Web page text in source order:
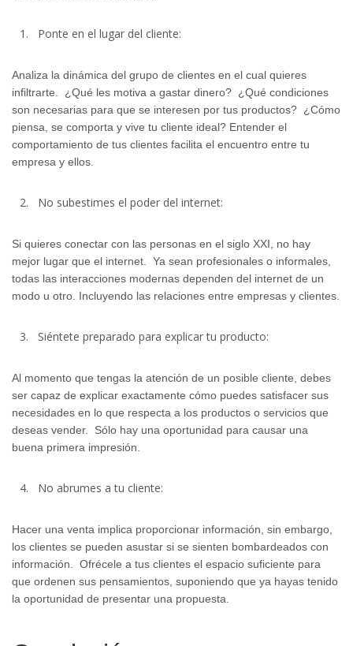
Ponte en el lugar del cliente:
Analiza la dinámica del grupo de clientes en el cual quieres
infiltrarte. ¿Qué les motiva a gastar dinero? ¿Qué condiciones
son necesarias para que se interesen por tus productos? ¿Cómo
piensa, se comporta y vive tu cliente ideal? Entender el
comportamiento de tus clientes facilita el encuentro entre tu
empresa y ellos.
No subestimes el poder del internet:
Si quieres conectar con las personas en el siglo XXI, no hay
mejor lugar que el internet. Ya sean profesionales o informales,
todas las interacciones modernas dependen del internet de un
modo u otro. Incluyendo las relaciones entre empresas y clientes.
Siéntete preparado para explicar tu producto:
Al momento que tengas la atención de un posible cliente, debes
ser capaz de explicar exactamente cómo puedes satisfacer sus
necesidades en lo que respecta a los productos o servicios que
deseas vender. Sólo hay una oportunidad para causar una
buena primera impresión.
No abrumes a tu cliente:
Hacer una venta implica proporcionar información, sin embargo,
los clientes se pueden asustar si se sienten bombardeados con
información. Ofrécele a tus clientes el espacio suficiente para
que ordenen sus pensamientos, suponiendo que ya hayas tenido
la oportunidad de presentar una propuesta.